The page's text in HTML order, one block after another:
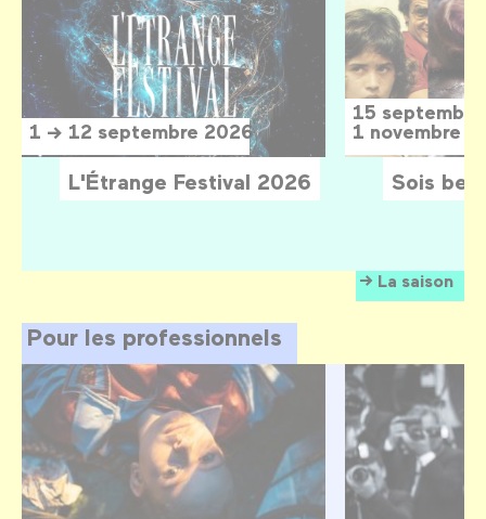
La saison
1 → 12 septembre 2026
L'Étrange Festival 2026
15
1 novembre
Sois
Pour les professionnels